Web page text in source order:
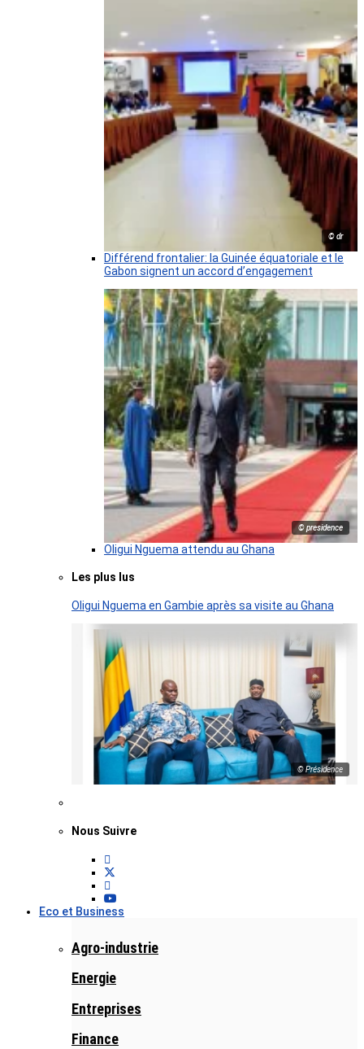
© dr
Différend frontalier: la Guinée équatoriale et le
Gabon signent un accord d’engagement
© presidence
Oligui Nguema attendu au Ghana
Les plus lus
Oligui Nguema en Gambie après sa visite au Ghana
© Présidence
Nous Suivre
Eco et Business
Agro-industrie
Energie
Entreprises
Finance